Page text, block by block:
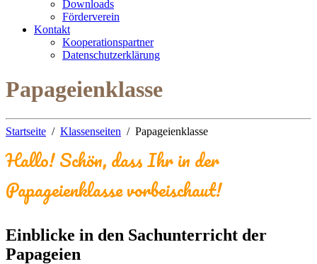
Downloads
Förderverein
Kontakt
Kooperationspartner
Datenschutzerklärung
Papageienklasse
Startseite Klassenseiten Papageienklasse
Hallo! Schön, dass Ihr in der
Papageienklasse vorbeischaut!
Einblicke in den Sachunterricht der
Papageien